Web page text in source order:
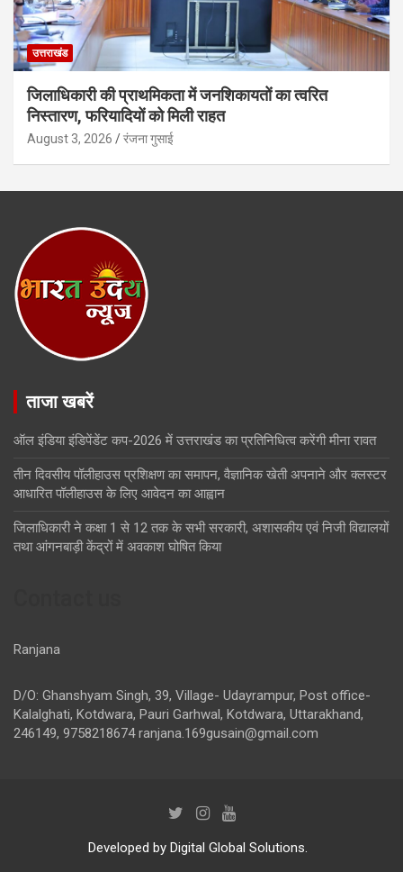
उत्तराखंड
जिलाधिकारी की प्राथमिकता में जनशिकायतों का त्वरित
निस्तारण, फरियादियों को मिली राहत
August 3, 2026 रंजना गुसाई
ताजा खबरें
ऑल इंडिया इंडिपेंडेंट कप-2026 में उत्तराखंड का प्रतिनिधित्व करेंगी मीना रावत
तीन दिवसीय पॉलीहाउस प्रशिक्षण का समापन, वैज्ञानिक खेती अपनाने और क्लस्टर
आधारित पॉलीहाउस के लिए आवेदन का आह्वान
जिलाधिकारी ने कक्षा 1 से 12 तक के सभी सरकारी, अशासकीय एवं निजी विद्यालयों
तथा आंगनबाड़ी केंद्रों में अवकाश घोषित किया
Ranjana
D/O: Ghanshyam Singh, 39, Village- Udayrampur, Post office-
Kalalghati, Kotdwara, Pauri Garhwal, Kotdwara, Uttarakhand,
246149, 9758218674ranjana.169gusain@gmail.com
Developed by Digital Global Solutions.